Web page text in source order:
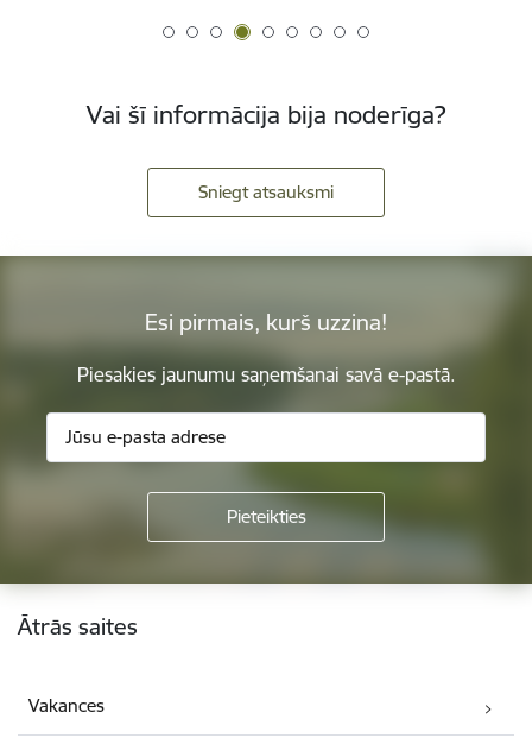
Vai šī informācija bija noderīga?
Sniegt atsauksmi
Esi pirmais, kurš uzzina!
Piesakies jaunumu saņemšanai savā e-pastā.
Kājene
Ātrās saites
Vakances